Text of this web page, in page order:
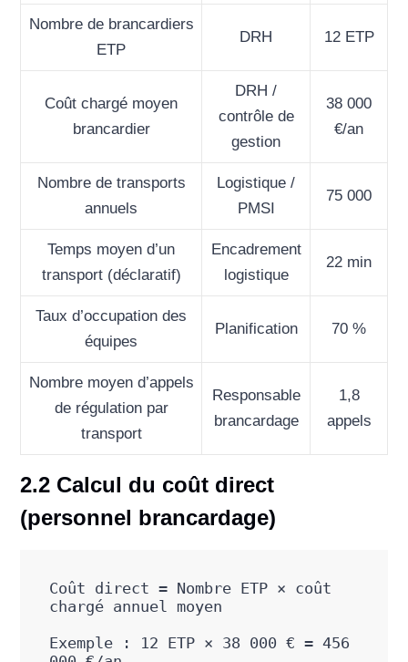
Nombre de brancardiers
ETP
DRH 12 ETP
Coût chargé moyen
brancardier
DRH /
contrôle de
gestion
38 000
€/an
Nombre de transports
annuels
Logistique /
PMSI
75 000
Temps moyen d’un
transport (déclaratif)
Encadrement
logistique
22 min
Taux d’occupation des
équipes
Planification 70 %
Nombre moyen d’appels
de régulation par
transport
Responsable
brancardage
1,8
appels
2.2 Calcul du coût direct
(personnel brancardage)
Coût direct = Nombre ETP × coût
chargé annuel moyen
Exemple : 12 ETP × 38 000 € = 456